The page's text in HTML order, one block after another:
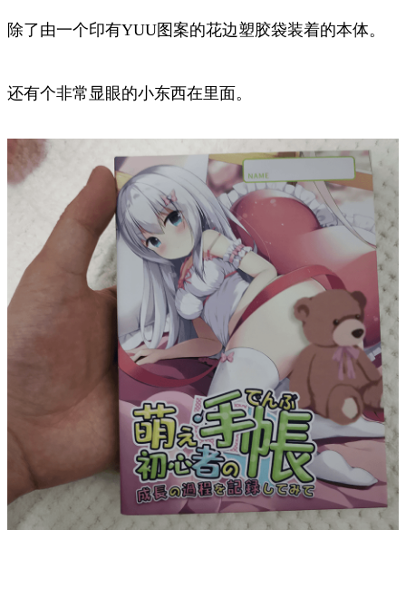
除了由一个印有YUU图案的花边塑胶袋装着的本体。
还有个非常显眼的小东西在里面。